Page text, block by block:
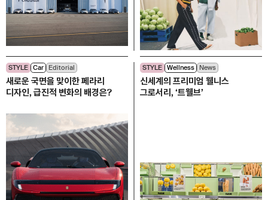
STYLE Car Editorial
새로운 국면을 맞이한 페라리
디자인, 급진적 변화의 배경은?
STYLE Wellness News
신세계의 프리미엄 웰니스
그로서리, ‘트웰브’